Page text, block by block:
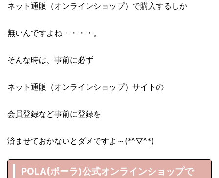
ネット通販（オンラインショップ）で購入するしか
無いんですよね・・・・。
そんな時は、事前に必ず
ネット通販（オンラインショップ）サイトの
会員登録など事前に登録を
済ませておかないとダメですよ～(*^▽^*)
POLA(ポーラ)公式オンラインショップで